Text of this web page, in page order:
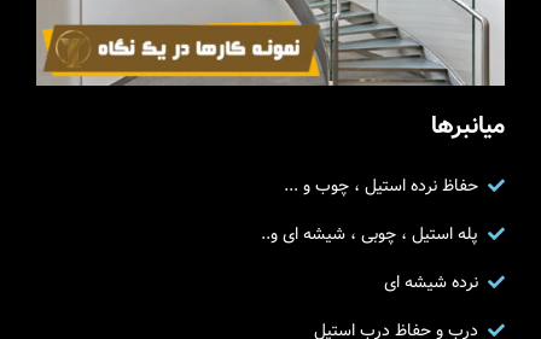
میانبرها
حفاظ نرده استیل ، چوب و ...
پله استیل ، چوبی ، شیشه ای و..
نرده شیشه ای
درب و حفاظ درب استیل